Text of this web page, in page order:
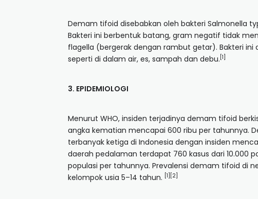
Demam tifoid disebabkan oleh bakteri Salmonella
Bakteri ini berbentuk batang, gram negatif tidak
flagella (bergerak dengan rambut getar). Bakteri
seperti di dalam air, es, sampah dan debu. [1]
3. EPIDEMIOLOGI
Menurut WHO, insiden terjadinya demam tifoid
angka kematian mencapai 600 ribu per tahunnya.
terbanyak ketiga di Indonesia dengan insiden
daerah pedalaman terdapat 760 kasus dari 10.000
populasi per tahunnya. Prevalensi demam tifoid di
kelompok usia 5–14 tahun. [1][2]